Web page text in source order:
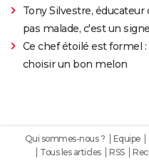
Tony Silvestre,
pas malade, c'est un
Ce chef étoilé est formel
choisir un bon melon
Qui sommes-nous ? Equipe
Tous les articles
RSS